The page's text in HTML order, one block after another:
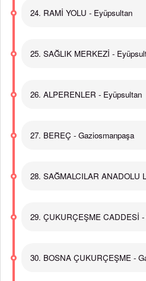
24. RAMİ YOLU - Eyüpsultan
25. SAĞLIK MERKEZİ -
26. ALPERENLER - Eyüpsultan
27. BEREÇ - Gaziosmanpaşa
28. SAĞMALCILAR ANADOLU
29. ÇUKURÇEŞME CADDESİ -
30. BOSNA ÇUKURÇEŞME -